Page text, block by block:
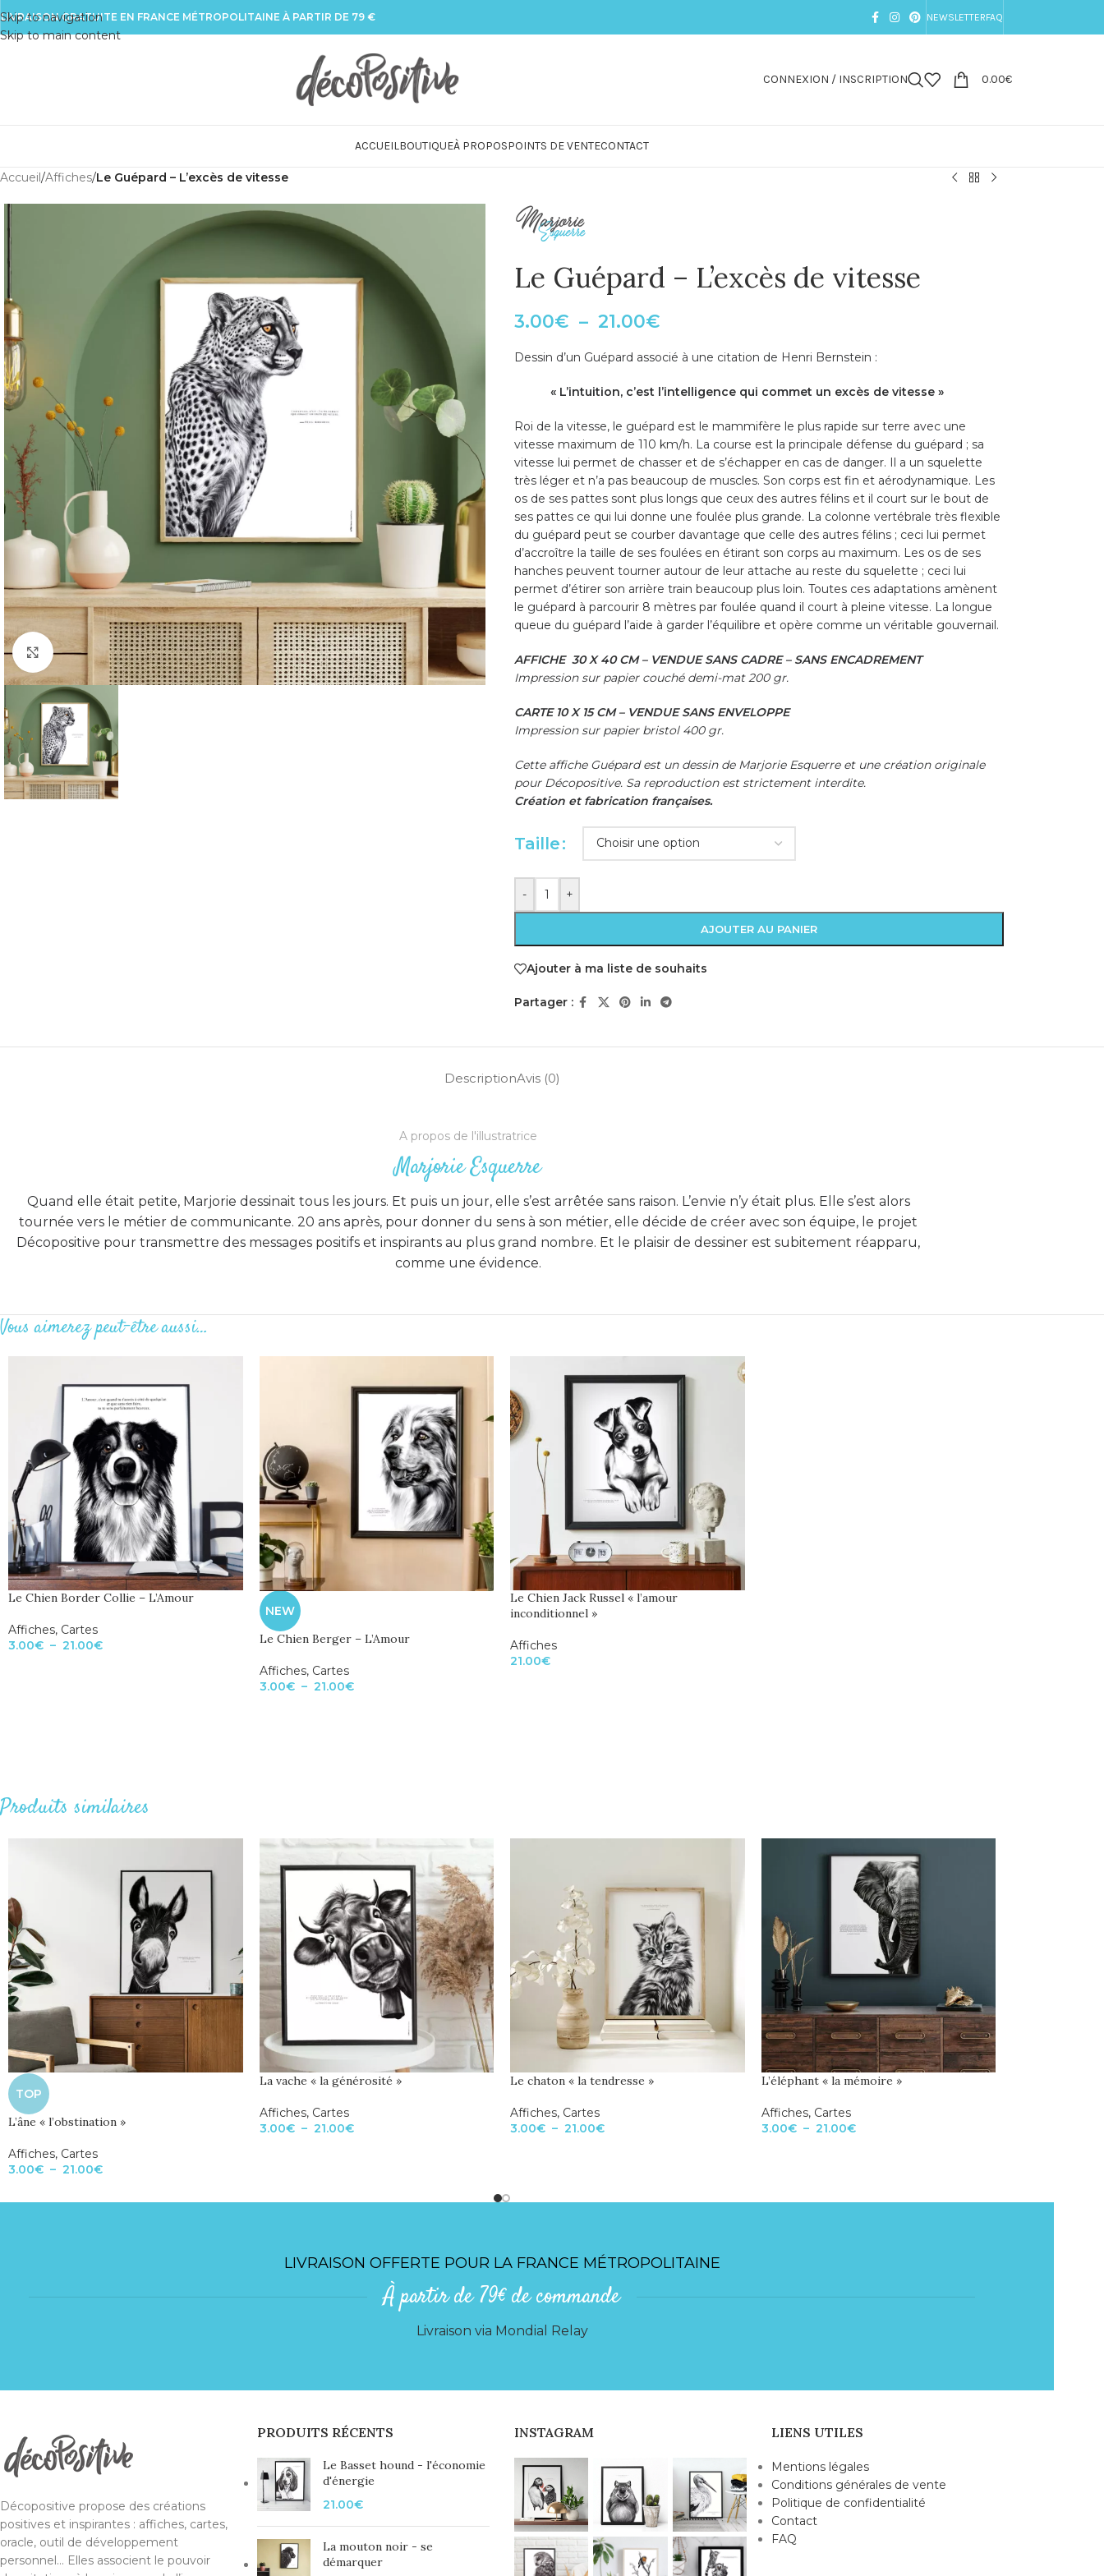
Skip to navigation
Skip to main content
LIVRAISON GRATUITE EN FRANCE MÉTROPOLITAINE À PARTIR DE 79 € NEWSLETTERFAQ
CONNEXION / INSCRIPTION 0.00€
ACCUEILBOUTIQUEÀ PROPOSPOINTS DE VENTECONTACT
Accueil/Affiches/Le Guépard – L’excès de vitesse
Cliquer pour agrandir
Le Guépard – L’excès de vitesse
3.00€ – 21.00€
Dessin d’un Guépard associé à une citation de Henri Bernstein :
« L’intuition, c’est l’intelligence qui commet un excès de vitesse »
Roi de la vitesse, le guépard est le mammifère le plus rapide sur terre avec une
vitesse maximum de 110 km/h. La course est la principale défense du guépard ; sa
vitesse lui permet de chasser et de s’échapper en cas de danger. Il a un squelette
très léger et n’a pas beaucoup de muscles. Son corps est fin et aérodynamique. Les
os de ses pattes sont plus longs que ceux des autres félins et il court sur le bout de
ses pattes ce qui lui donne une foulée plus grande. La colonne vertébrale très flexible
du guépard peut se courber davantage que celle des autres félins ; ceci lui permet
d’accroître la taille de ses foulées en étirant son corps au maximum. Les os de ses
hanches peuvent tourner autour de leur attache au reste du squelette ; ceci lui
permet d’étirer son arrière train beaucoup plus loin. Toutes ces adaptations amènent
le guépard à parcourir 8 mètres par foulée quand il court à pleine vitesse. La longue
queue du guépard l’aide à garder l’équilibre et opère comme un véritable gouvernail.
AFFICHE 30 X 40 CM – VENDUE SANS CADRE – SANS ENCADREMENT
Impression sur papier couché demi-mat 200 gr.
CARTE 10 X 15 CM – VENDUE SANS ENVELOPPE
Impression sur papier bristol 400 gr.
Cette affiche Guépard est un dessin de Marjorie Esquerre et une création originale
pour Décopositive. Sa reproduction est strictement interdite.
Création et fabrication françaises.
Taille
- +
AJOUTER AU PANIER
Ajouter à ma liste de souhaits
Partager :
DescriptionAvis (0)
A propos de l'illustratrice
Marjorie Esquerre
Quand elle était petite, Marjorie dessinait tous les jours. Et puis un jour, elle s’est arrêtée sans raison. L’envie n’y était plus. Elle s’est alors
tournée vers le métier de communicante. 20 ans après, pour donner du sens à son métier, elle décide de créer avec son équipe, le projet
Décopositive pour transmettre des messages positifs et inspirants au plus grand nombre. Et le plaisir de dessiner est subitement réapparu,
comme une évidence.
Vous aimerez peut-être aussi…
Le Chien Border Collie – L’Amour
Affiches, Cartes
3.00€ – 21.00€
NEW
Le Chien Berger – L’Amour
Affiches, Cartes
3.00€ – 21.00€
Le Chien Jack Russel « l’amour
inconditionnel »
Affiches
21.00€
Produits similaires
TOP
L’âne « l’obstination »
Affiches, Cartes
3.00€ – 21.00€
La vache « la générosité »
Affiches, Cartes
3.00€ – 21.00€
Le chaton « la tendresse »
Affiches, Cartes
3.00€ – 21.00€
L’éléphant « la mémoire »
Affiches, Cartes
3.00€ – 21.00€
LIVRAISON OFFERTE POUR LA FRANCE MÉTROPOLITAINE
À partir de 79€ de commande
Livraison via Mondial Relay
Décopositive propose des créations
positives et inspirantes : affiches, cartes,
oracle, outil de développement
personnel... Elles associent le pouvoir
PRODUITS RÉCENTS
Le Basset hound - l'économie
d'énergie
21.00€
La mouton noir - se
démarquer
INSTAGRAM LIENS UTILES
Mentions légales
Conditions générales de vente
Politique de confidentialité
Contact
FAQ